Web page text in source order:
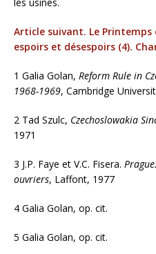
Article suivant. Le Printemps
espoirs et désespoirs (4).
1 Galia Golan, Reform Rule in
1968-1969, Cambridge
2 Tad Szulc, Czechoslowakia
1971
3 J.P. Faye et V.C. Fisera.
ouvriers, Laffont, 1977
4 Galia Golan, op. cit.
5 Galia Golan, op. cit.